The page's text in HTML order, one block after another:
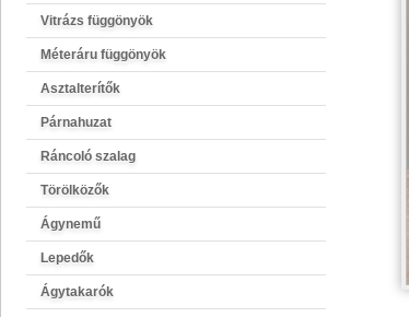
Vitrázs függönyök
Méteráru függönyök
Asztalterítők
Párnahuzat
Ráncoló szalag
Törölközők
Ágynemű
Lepedők
Ágytakarók